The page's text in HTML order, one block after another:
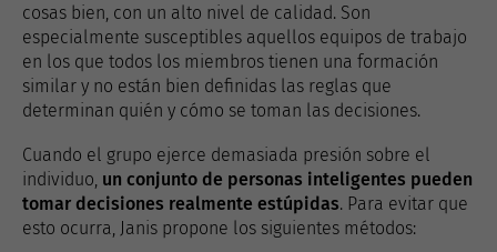
cosas bien, con un alto nivel de calidad. Son
especialmente susceptibles aquellos equipos de trabajo
en los que todos los miembros tienen una formación
similar y no están bien definidas las reglas que
determinan quién y cómo se toman las decisiones.
Cuando el grupo ejerce demasiada presión sobre el
individuo, un conjunto de personas inteligentes pueden
tomar decisiones realmente estúpidas. Para evitar que
esto ocurra, Janis propone los siguientes métodos: